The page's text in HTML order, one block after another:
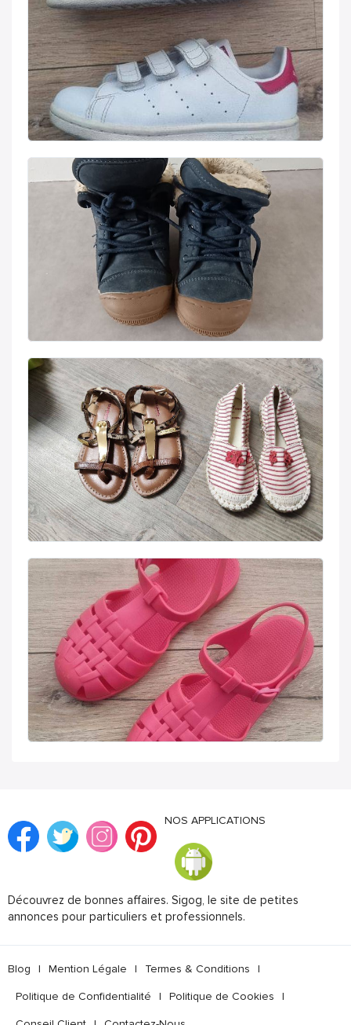
NOS APPLICATIONS
Découvrez de bonnes affaires. Sigog, le site de petites
annonces pour particuliers et professionnels.
Blog | Mention Légale | Termes & Conditions |
Politique de Confidentialité | Politique de Cookies |